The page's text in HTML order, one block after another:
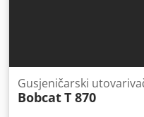
Gusjeničarski
BobcatT 870